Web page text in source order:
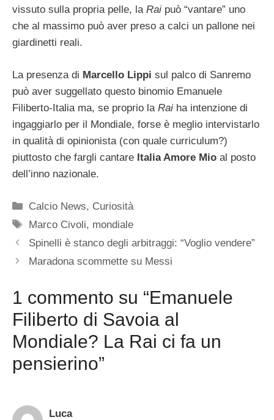
vissuto sulla propria pelle, la Rai può “vantare” uno
che al massimo può aver preso a calci un pallone nei
giardinetti reali.
La presenza di Marcello Lippi sul palco di Sanremo
può aver suggellato questo binomio Emanuele
Filiberto-Italia ma, se proprio la Rai ha intenzione di
ingaggiarlo per il Mondiale, forse è meglio intervistarlo
in qualità di opinionista (con quale curriculum?)
piuttosto che fargli cantare Italia Amore Mio al posto
dell’inno nazionale.
Categorie
Calcio News, Curiosità
Tag
Marco Civoli, mondiale
Spinelli è stanco degli arbitraggi: “Voglio vendere”
Maradona scommette su Messi
1 commento su “Emanuele
Filiberto di Savoia al
Mondiale? La Rai ci fa un
pensierino”
Luca